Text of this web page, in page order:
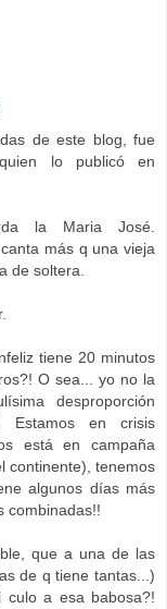
de este blog, fue
lo publicó en
la Maria José.
más q una vieja
de soltera.
tiene 20 minutos
O sea... yo no la
desproporción
Estamos en crisis
está en campaña
continente), tenemos
algunos días más
combinadas!!
que a una de las
de q tiene tantas...)
culo a esa babosa?!